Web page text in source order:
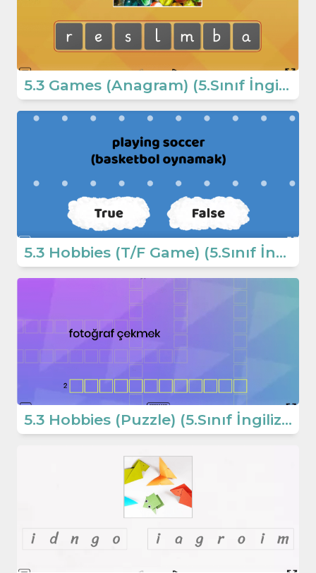
5.3 Games (Anagram) (5.Sınıf İngilizce Oyun)
5.3 Hobbies (T/F Game) (5.Sınıf İngilizce)
5.3 Hobbies (Puzzle) (5.Sınıf İngilizce Oyun)